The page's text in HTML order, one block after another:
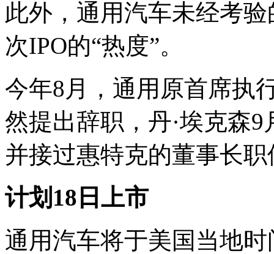
此外，通用汽车未经考
次IPO的“热度”。
今年8月，通用原首席执
然提出辞职，丹·埃克森
并接过惠特克的董事长职
计划18日上市
通用汽车将于美国当地